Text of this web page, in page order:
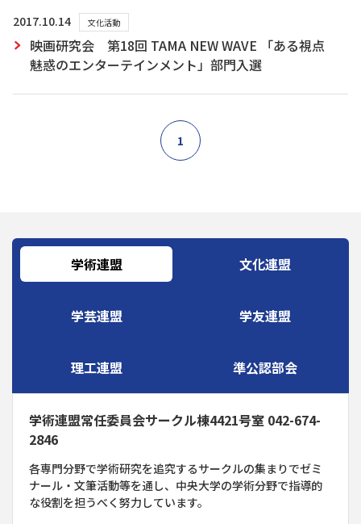
2017.10.14 文化活動
映画研究会 第18回 TAMA NEW WAVE 「ある視点
魅惑のエンターテインメント」部門入選
1
学術連盟 文化連盟
学芸連盟 学友連盟
理工連盟 準公認部会
学術連盟常任委員会サークル棟4421号室 042-674-
2846
各専門分野で学術研究を追究するサークルの集まりでゼミ
ナール・文筆活動等を通し、中央大学の学術分野で指導的
な役割を担うべく努力しています。